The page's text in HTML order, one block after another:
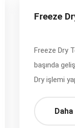
Freeze
Freeze Dry
başında
Dry işlemi